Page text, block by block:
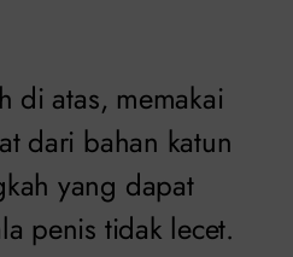
di atas, memakai
dari bahan katun
yang dapat
penis tidak lecet.